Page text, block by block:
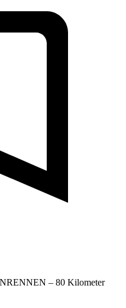
– 80 Kilometer